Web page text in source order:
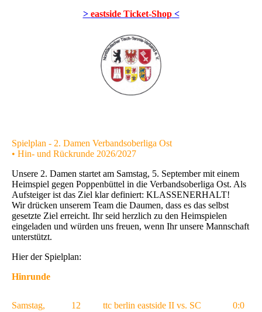
> eastside Ticket-Shop<
Spielplan - 2. Damen Verbandsoberliga Ost
• Hin- und Rückrunde 2026/2027
Unsere 2. Damen startet am Samstag, 5. September mit einem
Heimspiel gegen Poppenbüttel in die Verbandsoberliga Ost. Als
Aufsteiger ist das Ziel klar definiert: KLASSENERHALT!
Wir drücken unserem Team die Daumen, dass es das selbst
gesetzte Ziel erreicht. Ihr seid herzlich zu den Heimspielen
eingeladen und würden uns freuen, wenn Ihr unsere Mannschaft
unterstützt.
Hier der Spielplan:
Hinrunde
Samstag,
12
ttc berlin eastside II vs. SC
0:0